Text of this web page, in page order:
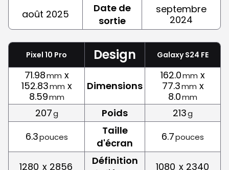
août 2025
Date de
sortie
septembre
2024
Pixel 10 Pro Design Galaxy S24 FE
71.98mm x
152.83mm x
8.59mm
Dimensions
162.0mm x
77.3mm x
8.0mm
207g Poids 213g
6.3pouces
Taille
d'écran
6.7pouces
1280 x 2856
Définition
1080 x 2340